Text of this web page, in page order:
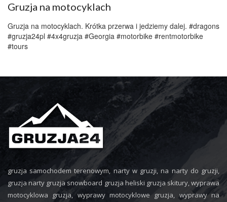
Gruzja na motocyklach
Gruzja na motocyklach. Krótka przerwa i jedziemy dalej. #dragons
#gruzja24pl #4x4gruzja #Georgia #motorbike #rentmotorbike
#tours
gruzja samochodem terenowym, narty w gruzji, na narty do gruzji,
gruzja narty gruzja snowboard gruzja heliski gruzja skitury, wyprawa
motocyklowa gruzja, wyprawy motocyklowe gruzja, wyprawy na